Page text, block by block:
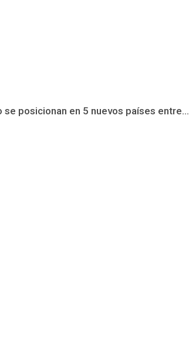
posicionan en 5 nuevos países entre...